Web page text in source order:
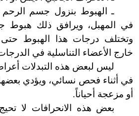
ـ الهبوط بنزول جسم الرحم
في المهبل، ويرافق ذلك هبوط
وتختلف درجات هذا الهبوط
خارج الأعضاء التناسلية في
ليس لبعض هذه التبدلات
في أثناء فحص نسائي، ويؤدي
أو مزعجة أحياناً.
بعض هذه الانحرافات لا